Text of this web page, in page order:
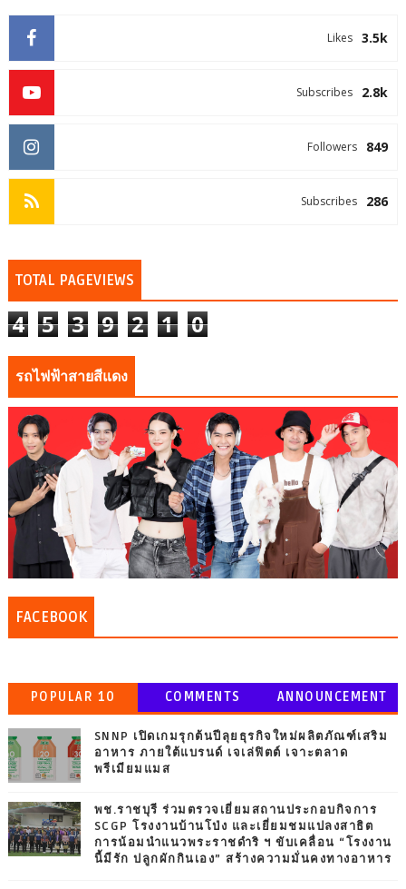
3.5k
Likes
2.8k
Subscribes
849
Followers
286
Subscribes
TOTAL PAGEVIEWS
4 5 3 9 2 1 0
รถไฟฟ้าสายสีแดง
FACEBOOK
POPULAR 10 COMMENTS ANNOUNCEMENT
SNNP เปิดเกมรุกต้นปีลุยธุรกิจใหม่ผลิตภัณฑ์เสริม
อาหาร ภายใต้แบรนด์ เจเล่ฟิตต์ เจาะตลาด
พรีเมียมแมส
พช.ราชบุรี ร่วมตรวจเยี่ยมสถานประกอบกิจการ
SCGP โรงงานบ้านโป่ง และเยี่ยมชมแปลงสาธิต
การน้อมนำแนวพระราชดำริ ฯ ขับเคลื่อน “โรงงาน
นี้มีรัก ปลูกผักกินเอง” สร้างความมั่นคงทางอาหาร